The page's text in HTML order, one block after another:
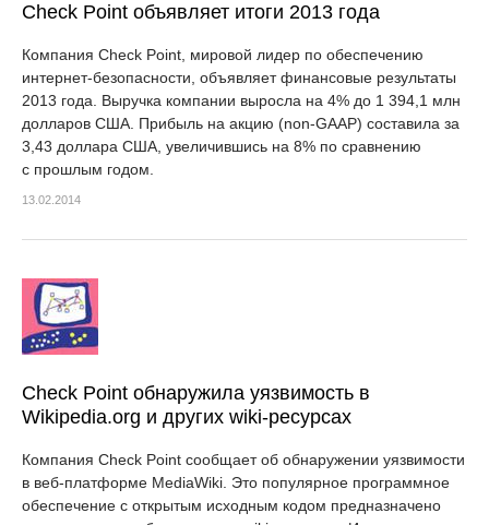
Check Point объявляет итоги 2013 года
Компания Check Point, мировой лидер по обеспечению
интернет-безопасности, объявляет финансовые результаты
2013 года. Выручка компании выросла на 4% до 1 394,1 млн
долларов США. Прибыль на акцию (non-GAAP) составила за
3,43 доллара США, увеличившись на 8% по сравнению
с прошлым годом.
13.02.2014
Check Point обнаружила уязвимость в
Wikipedia.org и других wiki-ресурсах
Компания Check Point сообщает об обнаружении уязвимости
в веб-платформе MediaWiki. Это популярное программное
обеспечение с открытым исходным кодом предназначено